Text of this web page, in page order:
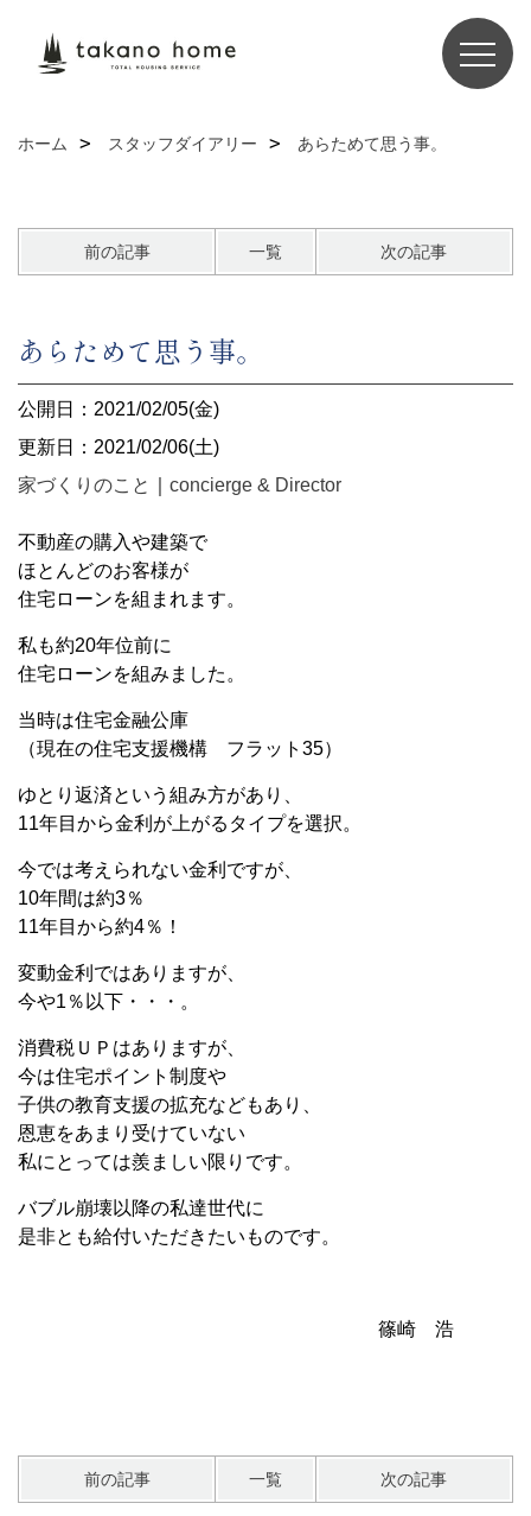
ホーム スタッフダイアリー あらためて思う事。
前の記事 一覧 次の記事
あらためて思う事。
公開日：2021/02/05(金)
更新日：2021/02/06(土)
家づくりのこと
concierge & Director
不動産の購入や建築で
ほとんどのお客様が
住宅ローンを組まれます。
私も約20年位前に
住宅ローンを組みました。
当時は住宅金融公庫
（現在の住宅支援機構 フラット35）
ゆとり返済という組み方があり、
11年目から金利が上がるタイプを選択。
今では考えられない金利ですが、
10年間は約3％
11年目から約4％！
変動金利ではありますが、
今や1％以下・・・。
消費税ＵＰはありますが、
今は住宅ポイント制度や
子供の教育支援の拡充などもあり、
恩恵をあまり受けていない
私にとっては羨ましい限りです。
バブル崩壊以降の私達世代に
是非とも給付いただきたいものです。
篠崎 浩
前の記事 一覧 次の記事